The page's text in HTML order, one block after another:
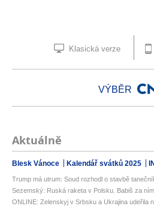
Klasická verze
VÝBĚR
Aktuálně
Blesk Vánoce Kalendář svátků 2025
Trump má utrum: Soud rozhodl o stavbě
Sezemský: Ruská raketa v Polsku. Babiš za
ONLINE: Zelenskyj v Srbsku a Ukrajina udeřila